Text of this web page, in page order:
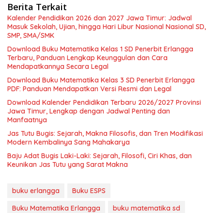
Berita Terkait
Kalender Pendidikan 2026 dan 2027 Jawa Timur: Jadwal
Masuk Sekolah, Ujian, hingga Hari Libur Nasional Nasional SD,
SMP, SMA/SMK
Download Buku Matematika Kelas 1 SD Penerbit Erlangga
Terbaru, Panduan Lengkap Keunggulan dan Cara
Mendapatkannya Secara Legal
Download Buku Matematika Kelas 3 SD Penerbit Erlangga
PDF: Panduan Mendapatkan Versi Resmi dan Legal
Download Kalender Pendidikan Terbaru 2026/2027 Provinsi
Jawa Timur, Lengkap dengan Jadwal Penting dan
Manfaatnya
Jas Tutu Bugis: Sejarah, Makna Filosofis, dan Tren Modifikasi
Modern Kembalinya Sang Mahakarya
Baju Adat Bugis Laki-Laki: Sejarah, Filosofi, Ciri Khas, dan
Keunikan Jas Tutu yang Sarat Makna
buku erlangga
Buku ESPS
Buku Matematika Erlangga
buku matematika sd